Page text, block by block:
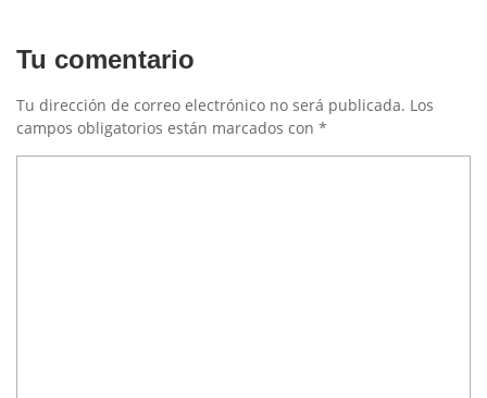
Tu comentario
Tu dirección de correo electrónico no será publicada. Los
campos obligatorios están marcados con *